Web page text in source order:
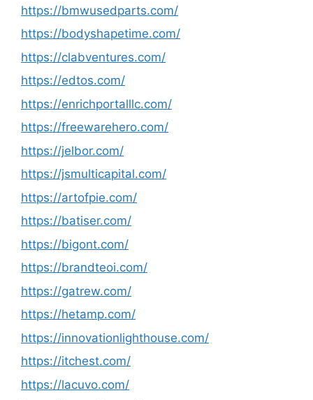
https://bmwusedparts.com/
https://bodyshapetime.com/
https://clabventures.com/
https://edtos.com/
https://enrichportalllc.com/
https://freewarehero.com/
https://jelbor.com/
https://jsmulticapital.com/
https://artofpie.com/
https://batiser.com/
https://bigont.com/
https://brandteoi.com/
https://gatrew.com/
https://hetamp.com/
https://innovationlighthouse.com/
https://itchest.com/
https://lacuvo.com/